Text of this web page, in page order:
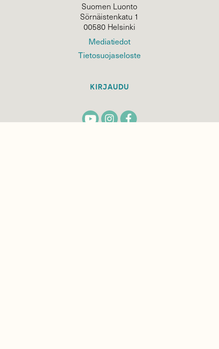
Suomen Luonto
Sörnäistenkatu 1
00580 Helsinki
Mediatiedot
Tietosuojaseloste
KIRJAUDU